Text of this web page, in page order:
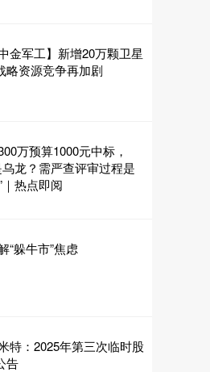
金军工】新增20万颗卫星
略资源竞争再加剧
万预算1000元中标，
乌龙？需严查评审过程是
｜热点即阅
“躲牛市”焦虑
特：2025年第三次临时股
告